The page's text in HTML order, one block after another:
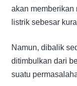
akan memberikan
listrik sebesar
Namun, dibalik
ditimbulkan dari
suatu